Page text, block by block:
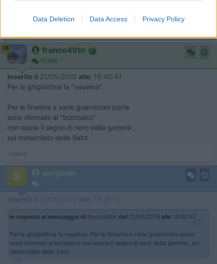
Data Deletion Data Access Privacy Policy
vaselina essendo più denso dura di più di uno spray al silicone
18 franco49tn
10466
Inserito il 21/05/2019 alle: 16:40:47
Per la ghigliottina la "vaselina".
Per le finestre e varie guarnizioni porte
sono ritornato al "borotalco"
non lascia il segno di nero della gomma ,
sul metacrilato delle Seitz
Franco
sergiozh
Inserito il 21/05/2019 alle: 18:26:12
In risposta al messaggio di franco49tn del 21/05/2019 alle 16:40:47
Per la ghigliottina la vaselina. Per le finestre e varie guarnizioni porte
sono ritornato al borotalco non lascia il segno di nero della gomma , sul
metacrilato delle Seitz